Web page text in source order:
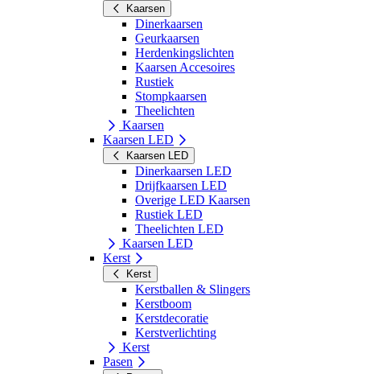
Kaarsen
Dinerkaarsen
Geurkaarsen
Herdenkingslichten
Kaarsen Accesoires
Rustiek
Stompkaarsen
Theelichten
Kaarsen
Kaarsen LED
Kaarsen LED
Dinerkaarsen LED
Drijfkaarsen LED
Overige LED Kaarsen
Rustiek LED
Theelichten LED
Kaarsen LED
Kerst
Kerst
Kerstballen & Slingers
Kerstboom
Kerstdecoratie
Kerstverlichting
Kerst
Pasen